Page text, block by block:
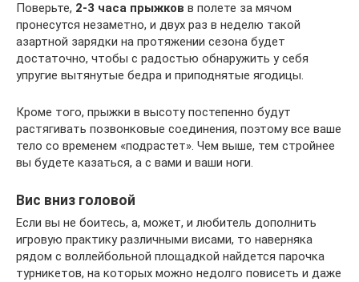
Поверьте, 2-3 часа прыжков в полете за мячом
пронесутся незаметно, и двух раз в неделю такой
азартной зарядки на протяжении сезона будет
достаточно, чтобы с радостью обнаружить у себя
упругие вытянутые бедра и приподнятые ягодицы.
Кроме того, прыжки в высоту постепенно будут
растягивать позвонковые соединения, поэтому все ваше
тело со временем «подрастет». Чем выше, тем стройнее
вы будете казаться, а с вами и ваши ноги.
Вис вниз головой
Если вы не боитесь, а, может, и любитель дополнить
игровую практику различными висами, то наверняка
рядом с воллейбольной площадкой найдется парочка
турникетов, на которых можно недолго повисеть и даже